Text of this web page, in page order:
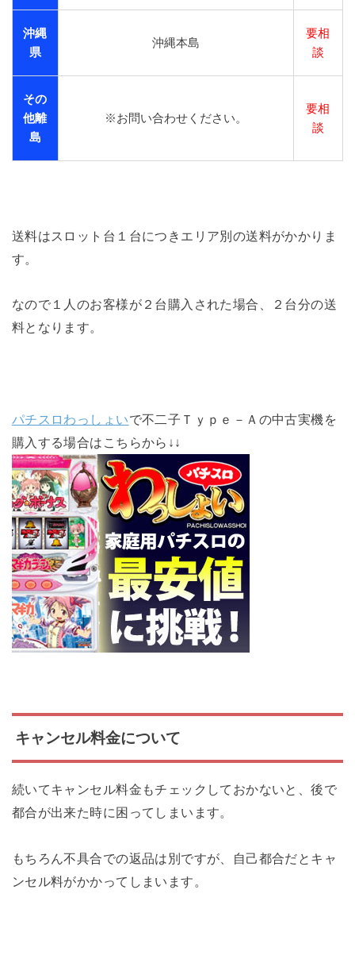
沖縄
県
沖縄本島
要相
談
その
他離
島
※お問い合わせください。
要相
談
送料はスロット台１台につきエリア別の送料がかかりま
す。
なので１人のお客様が２台購入された場合、２台分の送
料となります。
パチスロわっしょいで不二子Ｔｙｐｅ－Ａの中古実機を
購入する場合はこちらから↓↓
キャンセル料金について
続いてキャンセル料金もチェックしておかないと、後で
都合が出来た時に困ってしまいます。
もちろん不具合での返品は別ですが、自己都合だとキャ
ンセル料がかかってしまいます。